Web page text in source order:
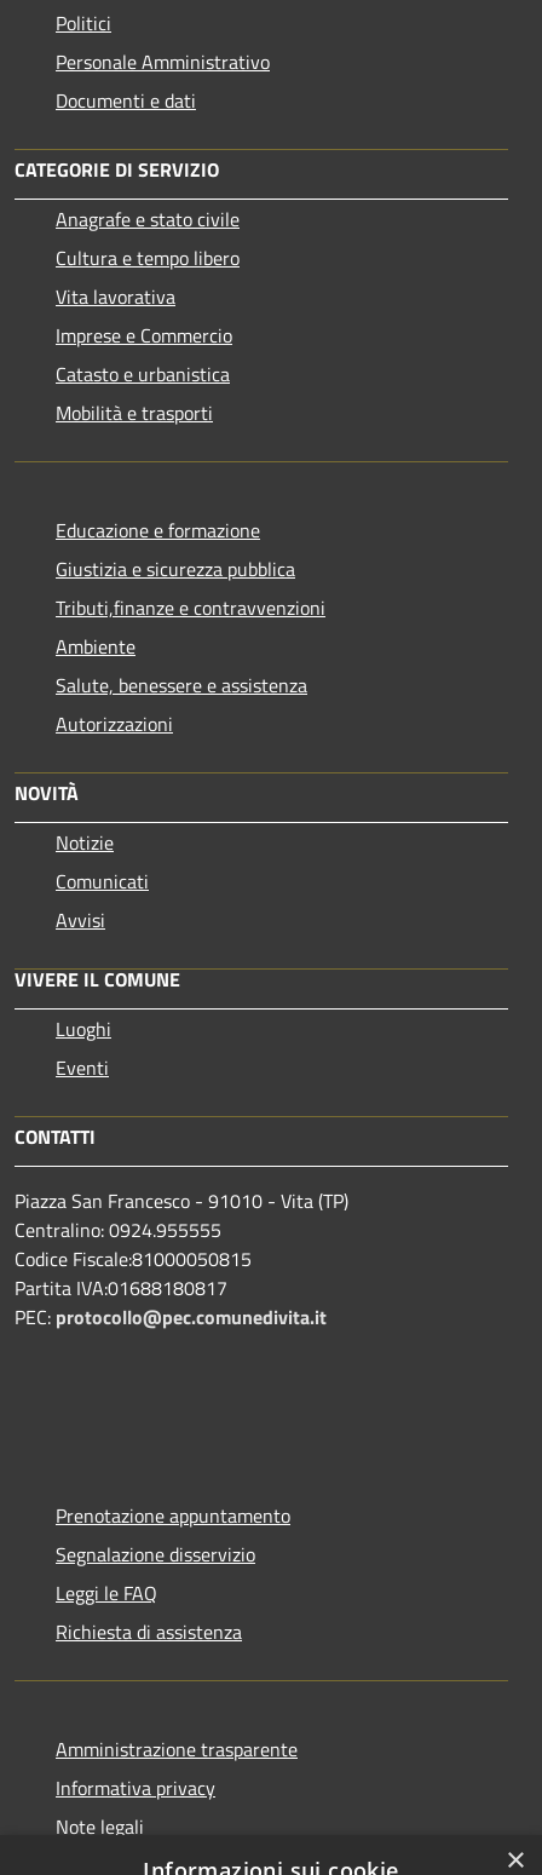
Politici
Personale Amministrativo
Documenti e dati
CATEGORIE DI SERVIZIO
Anagrafe e stato civile
Cultura e tempo libero
Vita lavorativa
Imprese e Commercio
Catasto e urbanistica
Mobilità e trasporti
Educazione e formazione
Giustizia e sicurezza pubblica
Tributi,finanze e contravvenzioni
Ambiente
Salute, benessere e assistenza
Autorizzazioni
NOVITÀ
Notizie
Comunicati
Avvisi
VIVERE IL COMUNE
Luoghi
Eventi
CONTATTI
Piazza San Francesco - 91010 - Vita (TP)
Centralino: 0924.955555
Codice Fiscale:81000050815
Partita IVA:01688180817
PEC: protocollo@pec.comunedivita.it
Prenotazione appuntamento
Segnalazione disservizio
Leggi le FAQ
Richiesta di assistenza
Amministrazione trasparente
Informativa privacy
Note legali
Dichiarazione di accessibilità
×